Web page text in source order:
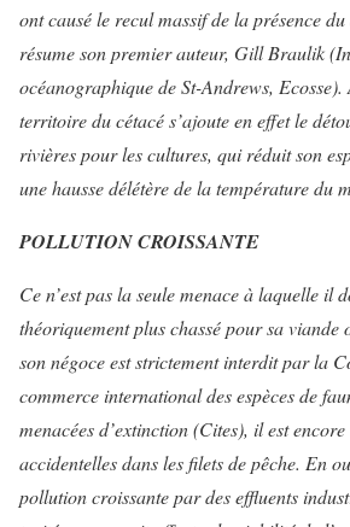
ont causé le recul massif de la présence
résume son premier auteur, Gill Braulik
océanographique de St-Andrews,
territoire du cétacé s’ajoute en effet le
rivières pour les cultures, qui réduit son
une hausse délétère de la température du
POLLUTION CROISSANTE
Ce n’est pas la seule menace à laquelle il
théoriquement plus chassé pour sa viande
son négoce est strictement interdit par la
commerce international des espèces de
menacées d’extinction (Cites), il est
accidentelles dans les filets de pêche. En
pollution croissante par des effluents